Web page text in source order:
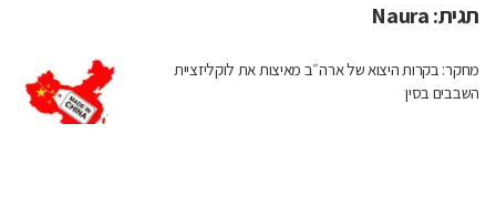
תגית:Naura
מחקר: בקרות היצוא של ארה״ב מאיצות את לוקליזציית
השבבים בסין